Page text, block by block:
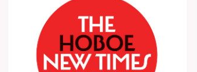
На писателя Виктора Шендеровича
составлен протокол из-за нарушения закона
об «иноагентах»